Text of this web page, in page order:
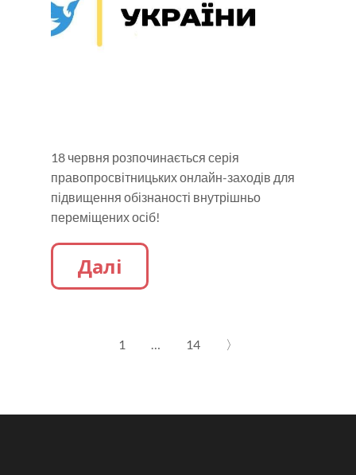
18 червня розпочинається серія
правопросвітницьких онлайн-заходів для
підвищення обізнаності внутрішньо
переміщених осіб!
Далі
1 … 14 〉